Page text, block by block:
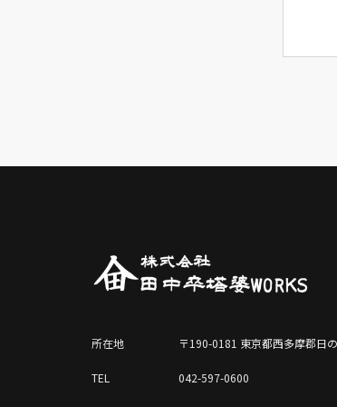
所在地 〒190-0181 東京都西多摩郡日
TEL 042-597-0600